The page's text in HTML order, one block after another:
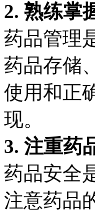
2. 熟练掌
药品管理
药品存储
使用和正
现。
3. 注重药
药品安全
注意药品